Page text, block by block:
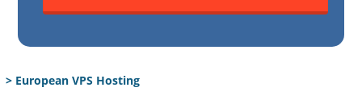
> European VPS Hosting